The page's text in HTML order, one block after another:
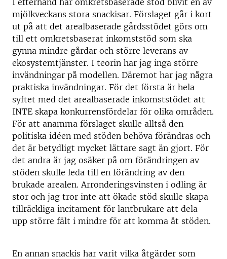
I efterhand har omkretsbaserade stöd blivit en av
mjölkveckans stora snackisar. Förslaget går i kort
ut på att det arealbaserade gårdsstödet görs om
till ett omkretsbaserat inkomststöd som ska
gynna mindre gårdar och större leverans av
ekosystemtjänster. I teorin har jag inga större
invändningar på modellen. Däremot har jag några
praktiska invändningar. För det första är hela
syftet med det arealbaserade inkomststödet att
INTE skapa konkurrensfördelar för olika områden.
För att anamma förslaget skulle alltså den
politiska idéen med stöden behöva förändras och
det är betydligt mycket lättare sagt än gjort. För
det andra är jag osäker på om förändringen av
stöden skulle leda till en förändring av den
brukade arealen. Arronderingsvinsten i odling är
stor och jag tror inte att ökade stöd skulle skapa
tillräckliga incitament för lantbrukare att dela
upp större fält i mindre för att komma åt stöden.
En annan snackis har varit vilka åtgärder som